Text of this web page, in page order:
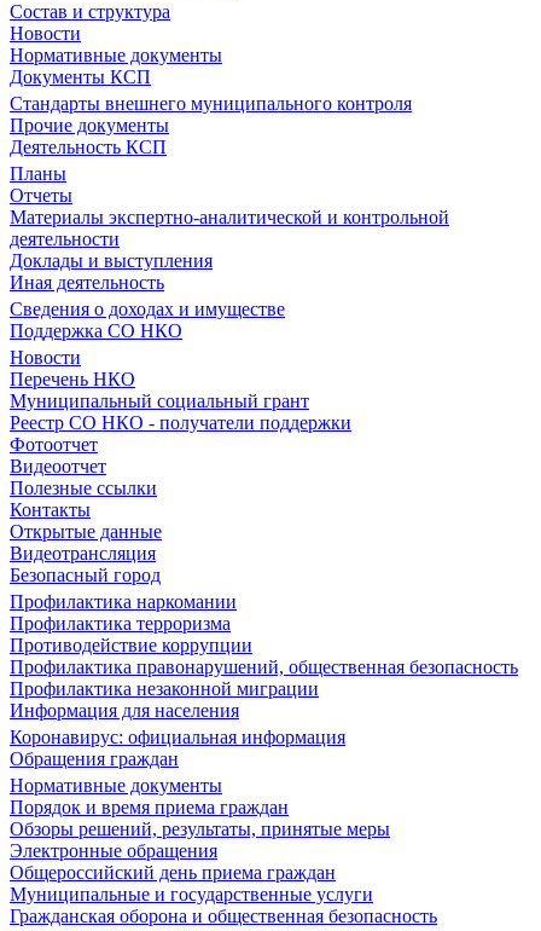
Состав и структура
Новости
Нормативные документы
Документы КСП
Стандарты внешнего муниципального контроля
Прочие документы
Деятельность КСП
Планы
Отчеты
Материалы экспертно-аналитической и контрольной
деятельности
Доклады и выступления
Иная деятельность
Сведения о доходах и имуществе
Поддержка СО НКО
Новости
Перечень НКО
Муниципальный социальный грант
Реестр СО НКО - получатели поддержки
Фотоотчет
Видеоотчет
Полезные ссылки
Контакты
Открытые данные
Видеотрансляция
Безопасный город
Профилактика наркомании
Профилактика терроризма
Противодействие коррупции
Профилактика правонарушений, общественная безопасность
Профилактика незаконной миграции
Информация для населения
Коронавирус: официальная информация
Обращения граждан
Нормативные документы
Порядок и время приема граждан
Обзоры решений, результаты, принятые меры
Электронные обращения
Общероссийский день приема граждан
Муниципальные и государственные услуги
Гражданская оборона и общественная безопасность